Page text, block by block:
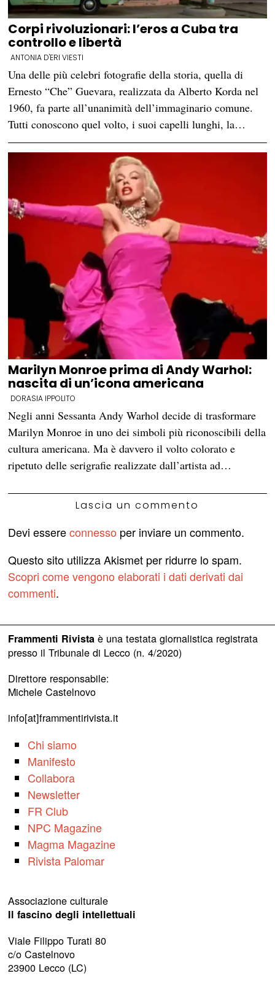
Corpi rivoluzionari: l’eros a Cuba tra
controllo e libertà
ANTONIA D'ERI VIESTI
Una delle più celebri fotografie della storia, quella di
Ernesto “Che” Guevara, realizzata da Alberto Korda nel
1960, fa parte all’unanimità dell’immaginario comune.
Tutti conoscono quel volto, i suoi capelli lunghi, la…
Marilyn Monroe prima di Andy Warhol:
nascita di un’icona americana
DORASIA IPPOLITO
Negli anni Sessanta Andy Warhol decide di trasformare
Marilyn Monroe in uno dei simboli più riconoscibili della
cultura americana. Ma è davvero il volto colorato e
ripetuto delle serigrafie realizzate dall’artista ad…
Lascia un commento
Devi essereconnesso per inviare un commento.
Questo sito utilizza Akismet per ridurre lo spam.
Scopri come vengono elaborati i dati derivati dai
commenti.
Frammenti Rivistaè una testata giornalistica registrata
presso il Tribunale di Lecco (n. 4/2020)
Direttore responsabile:
Michele Castelnovo
info[at]frammentirivista.it
Chi siamo
Manifesto
Collabora
Newsletter
FR Club
NPC Magazine
Magma Magazine
Rivista Palomar
Associazione culturale
Il fascino degli intellettuali
Viale Filippo Turati 80
c/o Castelnovo
23900 Lecco (LC)